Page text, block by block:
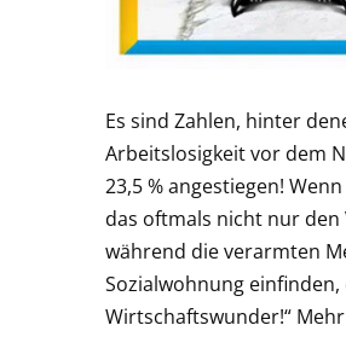
Es sind Zahlen, hinter
Arbeitslosigkeit vor dem
23,5 % angestiegen!
das oftmals nicht nur
während die verarmten
Sozialwohnung
Wirtschaftswunder!“